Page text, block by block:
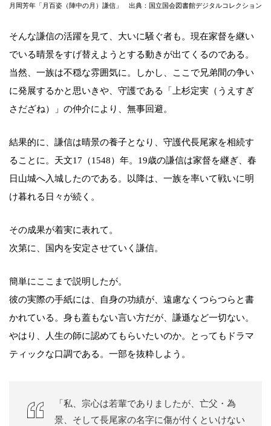
月岡芳年「月百姿（陣中の月）謙信」 出典：国立国会図書館デジタルコレクション
そんな謙信の活躍を見て、大いに騒ぐ者も。現在家督を継い
でいる晴景をすげ替えようとする動きが出てくるのである。
当然、一族は不穏な雰囲気に。しかし、ここで兄弟間の争い
に発展するかと思いきや、守護である「上杉定実（うえすぎ
さだざね）」の仲介により、無事回避。
結果的に、謙信は晴景の養子となり、守護代長尾家を相続す
ることに。天文17（1548）年。19歳の謙信は家督を継ぎ、春
日山城へ入城したのである。以降は、一族を率いて戦いに明
け暮れる日々が続く。
その成果が着実に表れて。
次第に、国内を安定させていく謙信。
簡単にここまで説明したが。
彼の実際の手紙には、自身の功績が、遠慮なくつらつらと書
かれている。身も蓋もない言い方だが、謙遜など一切ない。
やはり、人生の師に認めてもらいたいのか。とってもドラマ
ティックな口調である。一部を抜粋しよう。
「私、宗心は若輩でありましたが、亡父・為
景、そして長尾家の名字に傷が付くといけない